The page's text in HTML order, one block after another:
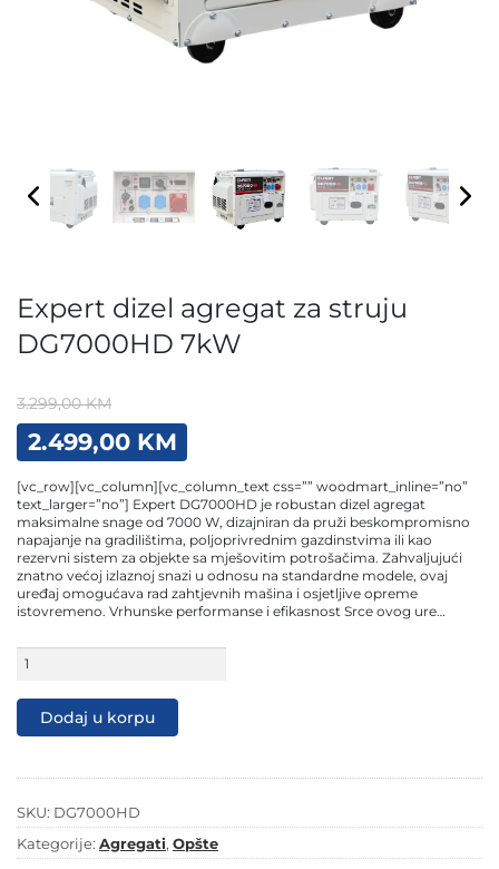
Expert dizel agregat za struju
DG7000HD 7kW
3.299,00KM
Original
price
was:
3.299,00 KM.
2.499,00 KM
Current
price
is:
2.499,00 KM.
[vc_row][vc_column][vc_column_text css=”” woodmart_inline=”no”
text_larger=”no”] Expert DG7000HD je robustan dizel agregat
maksimalne snage od 7000 W, dizajniran da pruži beskompromisno
napajanje na gradilištima, poljoprivrednim gazdinstvima ili kao
rezervni sistem za objekte sa mješovitim potrošačima. Zahvaljujući
znatno većoj izlaznoj snazi u odnosu na standardne modele, ovaj
uređaj omogućava rad zahtjevnih mašina i osjetljive opreme
istovremeno. Vrhunske performanse i efikasnost Srce ovog ure…
Expert
dizel
za
struju
količina
Dodaj u korpu
SKU: DG7000HD
Kategorije: Agregati, Opšte